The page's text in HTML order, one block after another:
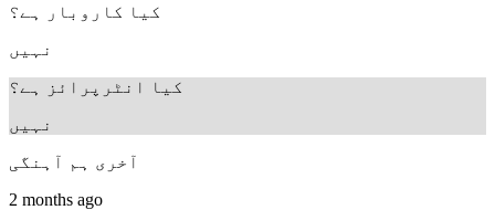
کیا کاروبار ہے؟
نہیں
کیا انٹرپرائز ہے؟
نہیں
آخری ہم آہنگی
2 months ago